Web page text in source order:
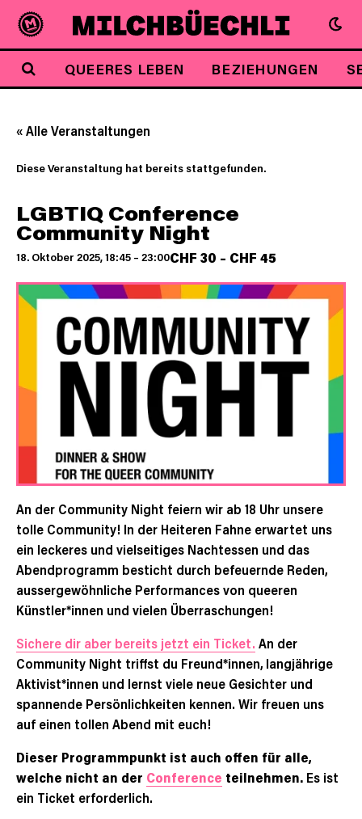
QUEERES LEBEN BEZIEHUNGEN
« Alle Veranstaltungen
Diese Veranstaltung hat bereits stattgefunden.
LGBTIQ Conference
Community Night
18. Oktober 2025, 18:45 – 23:00CHF 30 – CHF 45
An der Community Night feiern wir ab 18 Uhr unsere
tolle Community! In der Heiteren Fahne erwartet uns
ein leckeres und vielseitiges Nachtessen und das
Abendprogramm besticht durch befeuernde Reden,
aussergewöhnliche Performances von queeren
Künstler*innen und vielen Überraschungen!
Sichere dir aber bereits jetzt ein Ticket. An der
Community Night triffst du Freund*innen, langjährige
Aktivist*innen und lernst viele neue Gesichter und
spannende Persönlichkeiten kennen. Wir freuen uns
auf einen tollen Abend mit euch!
Dieser Programmpunkt ist auch offen für alle,
welche nicht an der Conference teilnehmen. Es ist
ein Ticket erforderlich.